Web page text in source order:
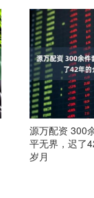
源万配资 300
平无界，迟了
岁月